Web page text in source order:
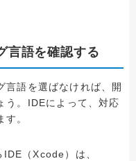
言語を確認する
言語を選ばなければ、開
う。IDEによって、対応
。
（Xcode）は、